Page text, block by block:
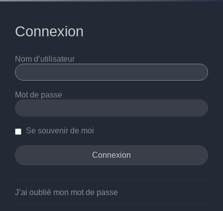
Connexion
Nom d’utilisateur
Mot de passe
Se souvenir de moi
J’ai oublié mon mot de passe